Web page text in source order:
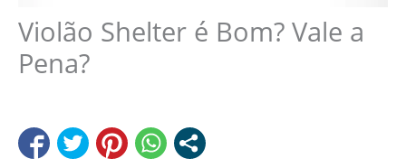
Violão Shelter é Bom? Vale a
Pena?